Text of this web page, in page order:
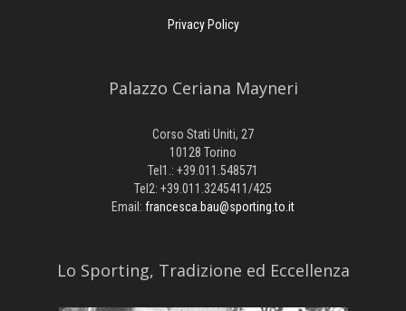
Privacy Policy
Palazzo Ceriana Mayneri
Corso Stati Uniti, 27
10128 Torino
Tel1.: +39.011.548571
Tel2: +39.011.3245411/425
Email: francesca.bau@sporting.to.it
​Lo Sporting, Tradizione ed Eccellenza